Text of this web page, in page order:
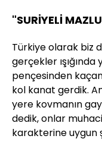
"SURİYELİ
Türkiye olarak biz
gerçekler ışığında
pençesinden
kol kanat gerdik.
yere kovmanın
dedik, onlar
karakterine uygun